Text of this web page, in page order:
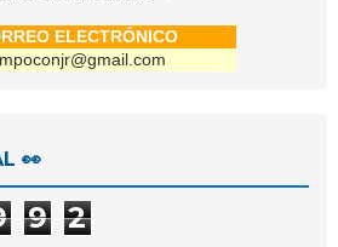
ELECTRÓNICO
👀
9 2